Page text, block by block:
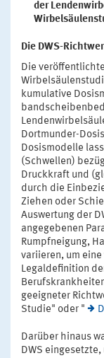
der
Die DWS-
Die
kumulative
Dortmunder-
Dosismodelle
(Schwellen)
Druckkraft und
durch die
Ziehen oder
Auswertung der
angegebenen
Rumpfneigung,
variieren, um
Legaldefinition
geeigneter
Studie" oder "
Darüber hinaus
DWS